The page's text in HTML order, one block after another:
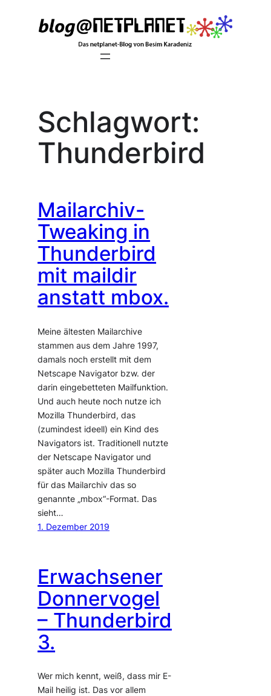
Schlagwort:
Thunderbird
Mailarchiv-
Tweaking in
Thunderbird
mit maildir
anstatt mbox.
Meine ältesten Mailarchive
stammen aus dem Jahre 1997,
damals noch erstellt mit dem
Netscape Navigator bzw. der
darin eingebetteten Mailfunktion.
Und auch heute noch nutze ich
Mozilla Thunderbird, das
(zumindest ideell) ein Kind des
Navigators ist. Traditionell nutzte
der Netscape Navigator und
später auch Mozilla Thunderbird
für das Mailarchiv das so
genannte „mbox“-Format. Das
sieht…
1. Dezember 2019
Erwachsener
Donnervogel
– Thunderbird
3.
Wer mich kennt, weiß, dass mir E-
Mail heilig ist. Das vor allem